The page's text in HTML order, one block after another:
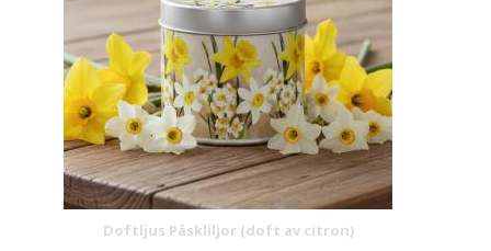
Doftljus Påskliljor (doft av citron)